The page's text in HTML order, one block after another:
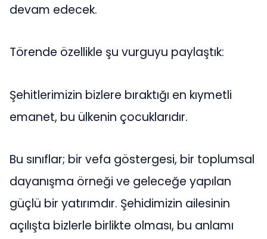
devam edecek.
Törende özellikle şu vurguyu paylaştık:
Şehitlerimizin bizlere bıraktığı en kıymetli
emanet, bu ülkenin çocuklarıdır.
Bu sınıflar; bir vefa göstergesi, bir toplumsal
dayanışma örneği ve geleceğe yapılan
güçlü bir yatırımdır. Şehidimizin ailesinin
açılışta bizlerle birlikte olması, bu anlamı